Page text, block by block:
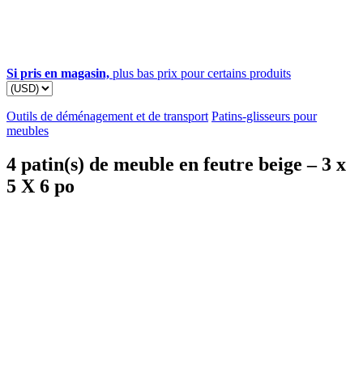
Si pris en magasin, plus bas prix pour certains produits
Outils de déménagement et de transport Patins-glisseurs pour
meubles
4 patin(s) de meuble en feutre beige – 3 x
5 X 6 po